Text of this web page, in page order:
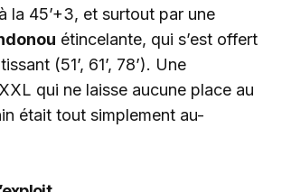
la 45’+3, et surtout par une
étincelante, qui s’est offert
(51’, 61’, 78’). Une
qui ne laisse aucune place au
était tout simplement au-